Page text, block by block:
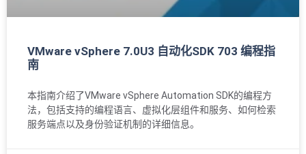
VMware vSphere 7.0U3 自动化SDK 703 编程指
南
本指南介绍了VMware vSphere Automation SDK的编程方
法，包括支持的编程语言、虚拟化层组件和服务、如何检索
服务端点以及身份验证机制的详细信息。